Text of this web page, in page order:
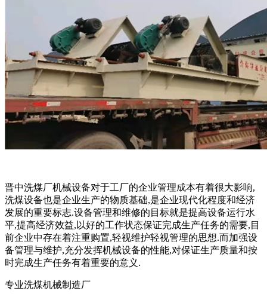
晋中洗煤厂机械设备对于工厂的企业管理成本有着很大影响,
洗煤设备也是企业生产的物质基础,是企业现代化程度和经济
发展的重要标志.设备管理和维修的目标就是提高设备运行水
平,提高经济效益,以好的工作状态保证完成生产任务的需要,目
前企业中存在着注重购置,轻视维护轻视管理的思想.而加强设
备管理与维护,充分发挥机械设备的性能,对保证生产质量和按
时完成生产任务有着重要的意义.
专业洗煤机械制造厂